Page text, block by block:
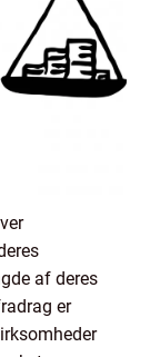
af deres
er